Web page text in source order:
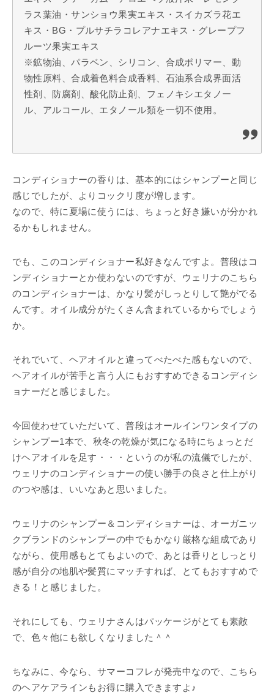
ラス葉油・サンショウ果実エキス・スイカズラ花エ
キス・BG・プルサチラコレアナエキス・グレープフ
ルーツ果実エキス
※鉱物油、パラベン、シリコン、合成ポリマー、動
物性原料、合成着色料合成香料、石油系合成界面活
性剤、防腐剤、酸化防止剤、フェノキシエタノー
ル、アルコール、エタノール類を一切不使用。
コンディショナーの香りは、基本的にはシャンプーと同じ
感じでしたが、よりコックリ度が増します。
なので、特に夏場に使うには、ちょっと好き嫌いが分かれ
るかもしれません。
でも、このコンディショナー私好きなんですよ。普段はコ
ンディショナーとか使わないのですが、ウェリナのこちら
のコンディショナーは、かなり髪がしっとりして艶がでる
んです。オイル成分がたくさん含まれているからでしょう
か。
それでいて、ヘアオイルと違ってべたべた感もないので、
ヘアオイルが苦手と言う人にもおすすめできるコンディシ
ョナーだと感じました。
今回使わせていただいて、普段はオールインワンタイプの
シャンプー1本で、秋冬の乾燥が気になる時にちょっとだ
けヘアオイルを足す・・・というのが私の流儀でしたが、
ウェリナのコンディショナーの使い勝手の良さと仕上がり
のつや感は、いいなあと思いました。
ウェリナのシャンプー＆コンディショナーは、オーガニッ
クブランドのシャンプーの中でもかなり厳格な組成であり
ながら、使用感もとてもよいので、あとは香りとしっとり
感が自分の地肌や髪質にマッチすれば、とてもおすすめで
きる！と感じました。
それにしても、ウェリナさんはパッケージがとても素敵
で、色々他にも欲しくなりました＾＾
ちなみに、今なら、サマーコフレが発売中なので、こちら
のヘアケアラインもお得に購入できますよ♪